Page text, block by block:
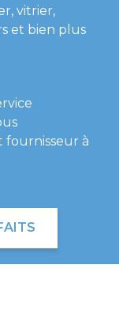
vitrier,
et bien plus
à